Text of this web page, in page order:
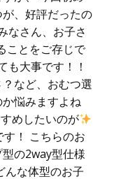
、好評だったの
さん、お子さ
ことをご存じで
大事です！！
など、おむつ選
悩みますよね
めしたいのが
す！ こちらのお
の2way型仕様
んな体型のお子